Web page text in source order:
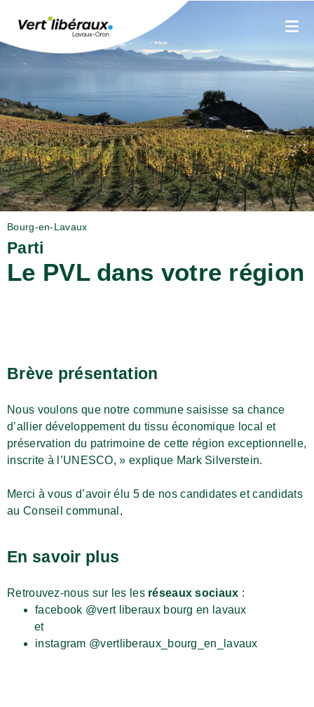
Bourg-en-Lavaux
Parti
Le PVL dans votre région
Brève présentation​
Nous voulons que notre commune saisisse sa chance
d’allier développement du tissu économique local et
préservation du patrimoine de cette région exceptionnelle,
inscrite à l’UNESCO, » explique Mark Silverstein.
Merci à vous d’avoir élu 5 de nos candidates et candidats
au Conseil communal,
En savoir plus
Retrouvez-nous sur les les réseaux sociaux :
facebook @vert liberaux bourg en lavaux
et
instagram @vertliberaux_bourg_en_lavaux